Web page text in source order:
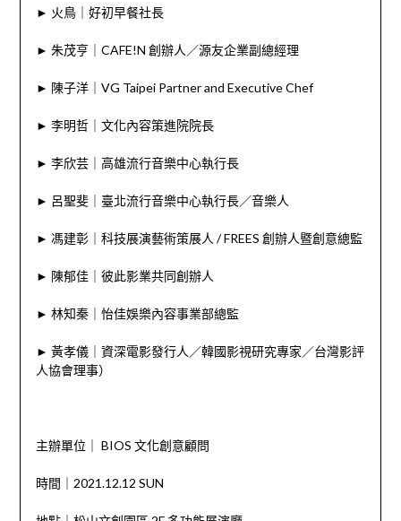
► 火鳥｜好初早餐社長
► 朱茂亨｜CAFE!N 創辦人／源友企業副總經理
► 陳子洋｜VG Taipei Partner and Executive Chef
► 李明哲｜文化內容策進院院長
► 李欣芸｜高雄流行音樂中心執行長
► 呂聖斐｜臺北流行音樂中心執行長／音樂人
► 馮建彰｜科技展演藝術策展人 / FREES 創辦人暨創意總監
► 陳郁佳｜彼此影業共同創辦人
► 林知秦｜怡佳娛樂內容事業部總監
► 黃孝儀｜資深電影發行人／韓國影視研究專家／台灣影評
人協會理事）
主辦單位｜ BIOS 文化創意顧問
時間｜2021.12.12 SUN